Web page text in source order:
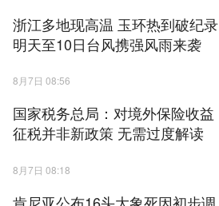
浙江多地现高温 玉环热到破纪录
明天至10日台风携强风雨来袭
8月7日 08:56
国家税务总局：对境外保险收益
征税并非新政策 无需过度解读
8月7日 08:18